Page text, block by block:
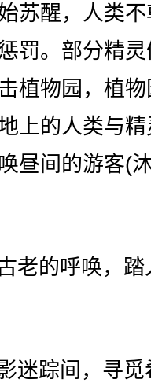
苏醒，人类
罚。部分精
植物园，植
上的人类与
昼间的游客(
的呼唤，踏
踪间，寻觅